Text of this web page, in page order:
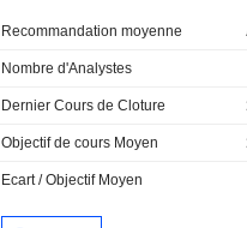
Recommandation moyenne
Nombre d'Analystes
Dernier Cours de Cloture
Objectif de cours Moyen
Ecart / Objectif Moyen